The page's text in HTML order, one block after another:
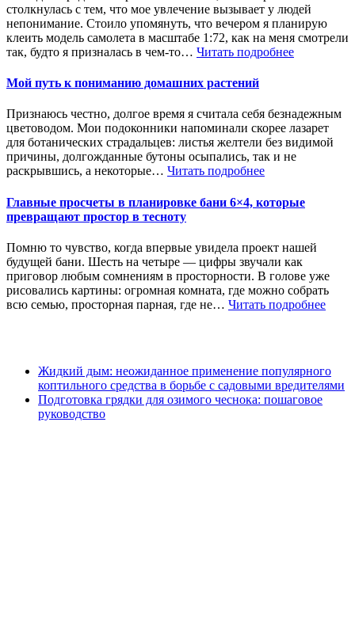
столкнулась с тем, что мое увлечение вызывает у людей
непонимание. Стоило упомянуть, что вечером я планирую
клеить модель самолета в масштабе 1:72, как на меня смотрели
так, будто я призналась в чем-то… Читать подробнее
Мой путь к пониманию домашних растений
Признаюсь честно, долгое время я считала себя безнадежным
цветоводом. Мои подоконники напоминали скорее лазарет
для ботанических страдальцев: листья желтели без видимой
причины, долгожданные бутоны осыпались, так и не
раскрывшись, а некоторые… Читать подробнее
Главные просчеты в планировке бани 6×4, которые
превращают простор в тесноту
Помню то чувство, когда впервые увидела проект нашей
будущей бани. Шесть на четыре — цифры звучали как
приговор любым сомнениям в просторности. В голове уже
рисовались картины: огромная комната, где можно собрать
всю семью, просторная парная, где не… Читать подробнее
Жидкий дым: неожиданное применение популярного
коптильного средства в борьбе с садовыми вредителями
Подготовка грядки для озимого чеснока: пошаговое
руководство